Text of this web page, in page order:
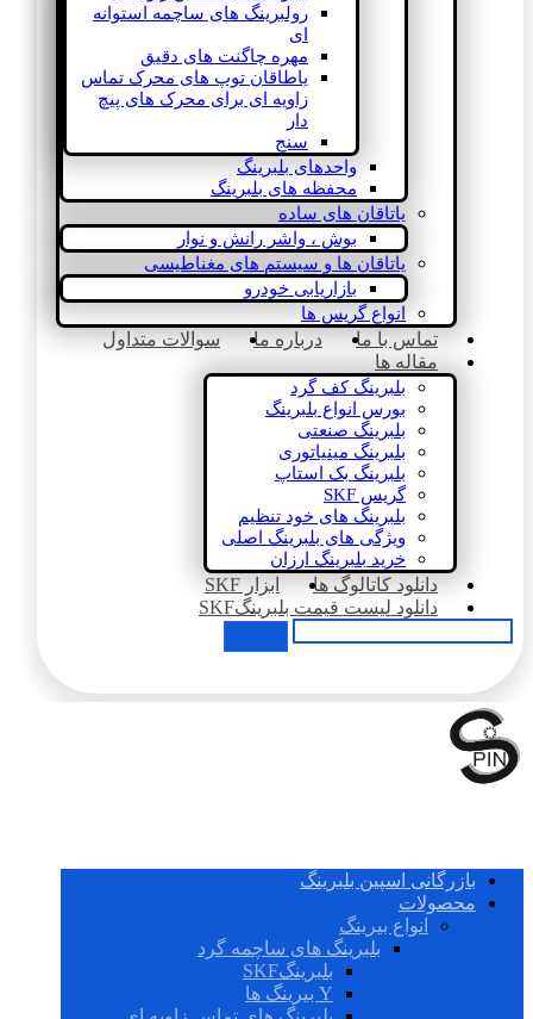
رولبرینگ های ساچمه استوانه
ای
مهره چاگنت های دقیق
یاطاقان توپ های محرک تماس
زاویه ای برای محرک های پیچ
دار
سنج
واحدهای بلبرینگ
محفظه های بلبرینگ
یاتاقان های ساده
بوش ، واشر رانش و نوار
یاتاقان ها و سیستم های مغناطیسی
بازاریابی خودرو
انواع گریس ها
تماس با ما درباره ما
سوالات متداول
مقاله ها
بلبرینگ کف گرد
بورس انواع بلبرینگ
بلبرینگ صنعتی
بلبرینگ مینیاتوری
بلبرینگ بک استاپ
گریس SKF
بلبرینگ های خود تنظیم
ویژگی های بلبرینگ اصلی
خرید بلبرینگ ارزان
دانلود کاتالوگ ها
ابزار SKF
دانلود لیست قیمت بلبرینگSKF
بازرگانی اسپین بلبرینگ
محصولات
انواع بیرینگ
بلبرینگ های ساچمه گرد
بلبرینگSKF
Y بیرینگ ها